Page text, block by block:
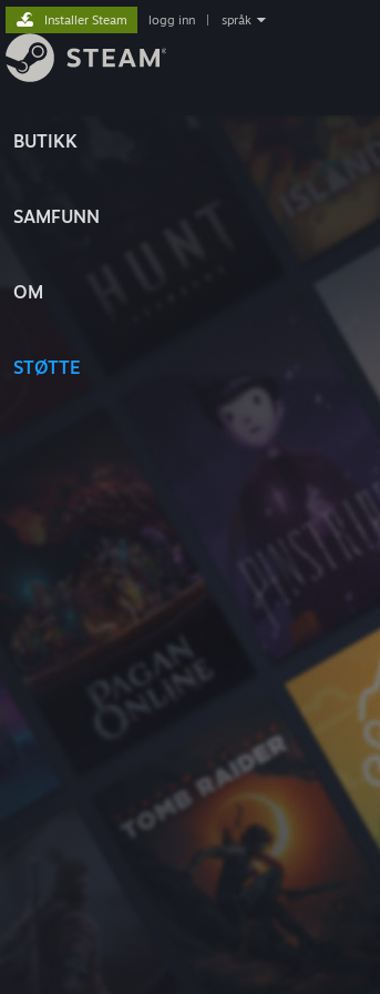
BUTIKK
SAMFUNN
OM
STØTTE
Installer Steam logg inn språk